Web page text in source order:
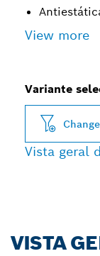
View more
Variante
Vista geral
VISTA